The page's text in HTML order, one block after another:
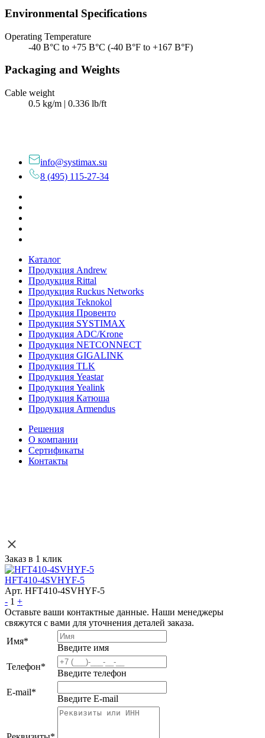
Environmental Specifications
Operating Temperature
-40 В°C to +75 В°C (-40 В°F to +167 В°F)
Packaging and Weights
Cable weight
0.5 kg/m | 0.336 lb/ft
info@systimax.su
8 (495) 115-27-34
Каталог
Продукция Andrew
Продукция Rittal
Продукция Ruckus Networks
Продукция Teknokol
Продукция Провенто
Продукция SYSTIMAX
Продукция ADC/Krone
Продукция NETCONNECT
Продукция GIGALINK
Продукция TLK
Продукция Yeastar
Продукция Yealink
Продукция Катюша
Продукция Armendus
Решения
О компании
Сертификаты
Контакты
Заказ в 1 клик
HFT410-4SVHYF-5
Арт. HFT410-4SVHYF-5
- 1 +
Оставьте ваши контактные данные. Наши менеджеры
свяжутся с вами для уточнения деталей заказа.
Имя*
Введите имя
Телефон*
Введите телефон
E-mail*
Введите E-mail